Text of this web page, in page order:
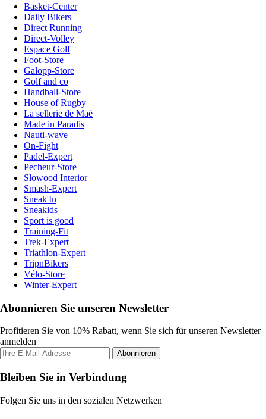
Basket-Center
Daily Bikers
Direct Running
Direct-Volley
Espace Golf
Foot-Store
Galopp-Store
Golf and co
Handball-Store
House of Rugby
La sellerie de Maé
Made in Paradis
Nauti-wave
On-Fight
Padel-Expert
Pecheur-Store
Slowood Interior
Smash-Expert
Sneak'In
Sneakids
Sport is good
Training-Fit
Trek-Expert
Triathlon-Expert
TripnBikers
Vélo-Store
Winter-Expert
Abonnieren Sie unseren Newsletter
Profitieren Sie von 10% Rabatt, wenn Sie sich für unseren Newsletter
anmelden
Abonnieren
Bleiben Sie in Verbindung
Folgen Sie uns in den sozialen Netzwerken